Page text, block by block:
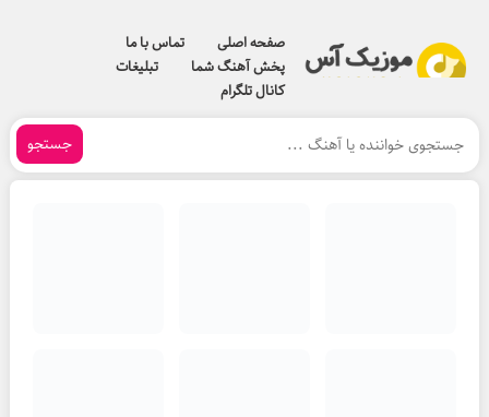
صفحه اصلی
تماس با ما
پخش آهنگ شما
تبلیغات
کانال تلگرام
جستجو